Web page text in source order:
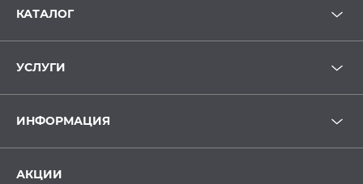
КАТАЛОГ
УСЛУГИ
ИНФОРМАЦИЯ
АКЦИИ